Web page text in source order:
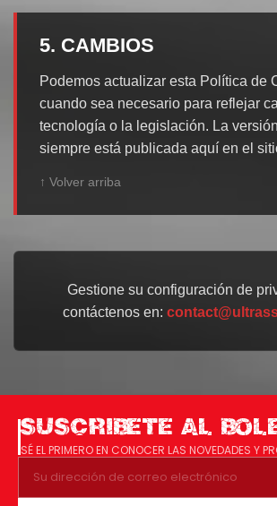
5. CAMBIOS
Podemos actualizar esta Política de
cuando sea necesario para reflejar
tecnología o la legislación. La
siempre está publicada aquí en el
↑ Volver arriba
Gestione su configuración de
contáctenos en:
SUSCRIBETE AL
SÉ EL PRIMERO EN CONOCER LAS NOVEDADES Y